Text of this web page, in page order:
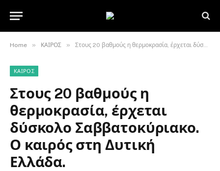
Home » ΚΑΙΡΟΣ » Στους 20 βαθμούς η θερμοκρασία, έρχεται δύσκολο Σαββατοκύριακο. Ο καιρός στη Δυτική Ελλάδα.
ΚΑΙΡΟΣ
Στους 20 βαθμούς η
θερμοκρασία, έρχεται
δύσκολο Σαββατοκύριακο.
Ο καιρός στη Δυτική
Ελλάδα.